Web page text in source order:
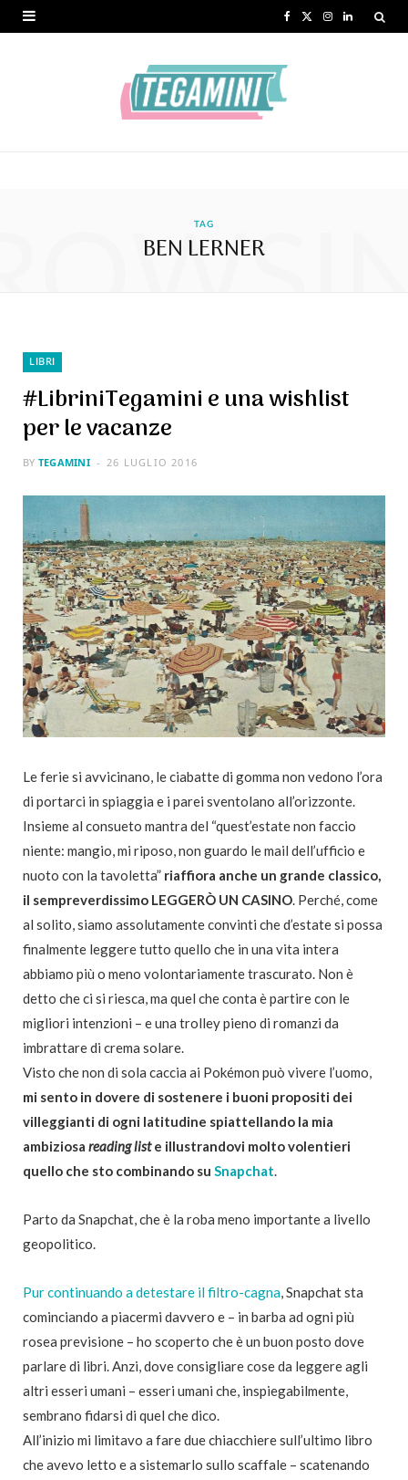
I L
TAG
BEN LERNER
LIBRI
#LibriniTegamini e una wishlist
per le vacanze
BY TEGAMINI 26 LUGLIO 2016
Le ferie si avvicinano, le ciabatte di gomma non vedono l’ora
di portarci in spiaggia e i parei sventolano all’orizzonte.
Insieme al consueto mantra del “quest’estate non faccio
niente: mangio, mi riposo, non guardo le mail dell’ufficio e
nuoto con la tavoletta” riaffiora anche un grande classico,
il sempreverdissimo LEGGERÒ UN CASINO. Perché, come
al solito, siamo assolutamente convinti che d’estate si possa
finalmente leggere tutto quello che in una vita intera
abbiamo più o meno volontariamente trascurato. Non è
detto che ci si riesca, ma quel che conta è partire con le
migliori intenzioni – e una trolley pieno di romanzi da
imbrattare di crema solare.
Visto che non di sola caccia ai Pokémon può vivere l’uomo,
mi sento in dovere di sostenere i buoni propositi dei
villeggianti di ogni latitudine spiattellando la mia
ambiziosa reading liste illustrandovi molto volentieri
quello che sto combinando su Snapchat.
Parto da Snapchat, che è la roba meno importante a livello
geopolitico.
Pur continuando a detestare il filtro-cagna, Snapchat sta
cominciando a piacermi davvero e – in barba ad ogni più
rosea previsione – ho scoperto che è un buon posto dove
parlare di libri. Anzi, dove consigliare cose da leggere agli
altri esseri umani – esseri umani che, inspiegabilmente,
sembrano fidarsi di quel che dico.
All’inizio mi limitavo a fare due chiacchiere sull’ultimo libro
che avevo letto e a sistemarlo sullo scaffale – scatenando